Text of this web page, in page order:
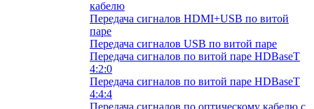
кабелю
Передача сигналов HDMI+USB по витой
паре
Передача сигналов USB по витой паре
Передача сигналов по витой паре HDBaseT
4:2:0
Передача сигналов по витой паре HDBaseT
4:4:4
Передача сигналов по оптическому кабелю с